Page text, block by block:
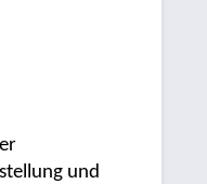
und